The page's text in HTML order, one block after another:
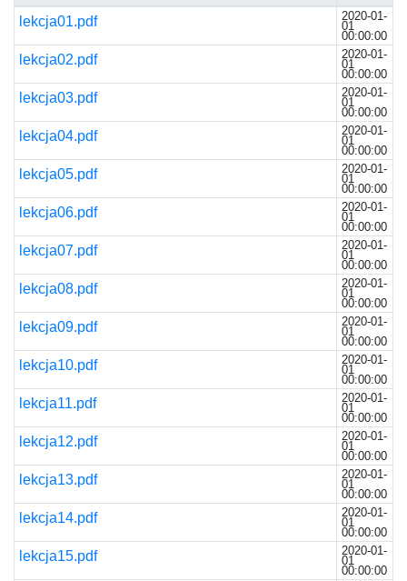
lekcja01.pdf
2020-01-
01
00:00:00
lekcja02.pdf 2020-01-
01
00:00:00
lekcja03.pdf 2020-01-
01
00:00:00
lekcja04.pdf 2020-01-
01
00:00:00
lekcja05.pdf 2020-01-
01
00:00:00
lekcja06.pdf 2020-01-
01
00:00:00
lekcja07.pdf 2020-01-
01
00:00:00
lekcja08.pdf 2020-01-
01
00:00:00
lekcja09.pdf 2020-01-
01
00:00:00
lekcja10.pdf 2020-01-
01
00:00:00
lekcja11.pdf 2020-01-
01
00:00:00
lekcja12.pdf 2020-01-
01
00:00:00
lekcja13.pdf 2020-01-
01
00:00:00
lekcja14.pdf 2020-01-
01
00:00:00
lekcja15.pdf 2020-01-
01
00:00:00